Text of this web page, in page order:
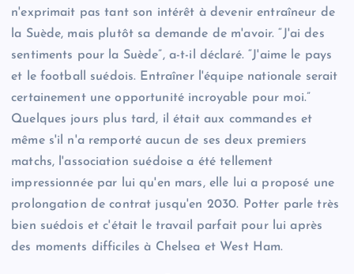
n'exprimait pas tant son intérêt à devenir entraîneur de
la Suède, mais plutôt sa demande de m'avoir. “J'ai des
sentiments pour la Suède”, a-t-il déclaré. “J'aime le pays
et le football suédois. Entraîner l'équipe nationale serait
certainement une opportunité incroyable pour moi.”
Quelques jours plus tard, il était aux commandes et
même s'il n'a remporté aucun de ses deux premiers
matchs, l'association suédoise a été tellement
impressionnée par lui qu'en mars, elle lui a proposé une
prolongation de contrat jusqu'en 2030. Potter parle très
bien suédois et c'était le travail parfait pour lui après
des moments difficiles à Chelsea et West Ham.